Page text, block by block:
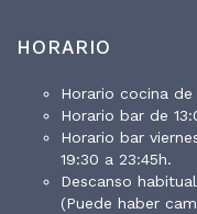
HORARIO
Horario cocina de
Horario bar de
Horario bar
19:30 a 23:45h.
Descanso
(Puede haber